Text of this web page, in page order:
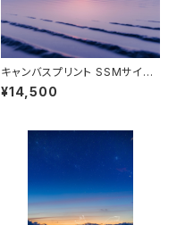
キャンバスプリント SSMサイズ
(線香花火)
¥14,500